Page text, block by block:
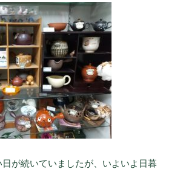
が続いていましたが、いよいよ日暮